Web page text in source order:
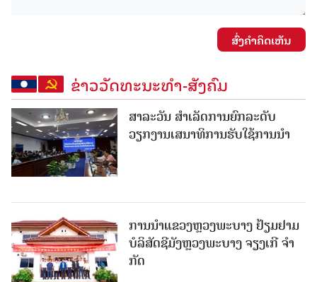
ສົ່ງຄໍາຄິດເຫັນ
ຂ່າວວັດທະນະທຳ-ສັງຄົມ
ສາລະວັນ ສໍາເລັດການຍົກລະດັບ
ວຽກງານເສນາທິການຮັບໃຊ້ການນໍາ
ການນຳແຂວງຫຼວງພະບາງ ຢ້ຽມ​ຢາມ
ບໍ​ລິ​ສັດຊີມັງຫຼວງພະບາງ ຈຽງເກີ ຈໍາ
ກັດ